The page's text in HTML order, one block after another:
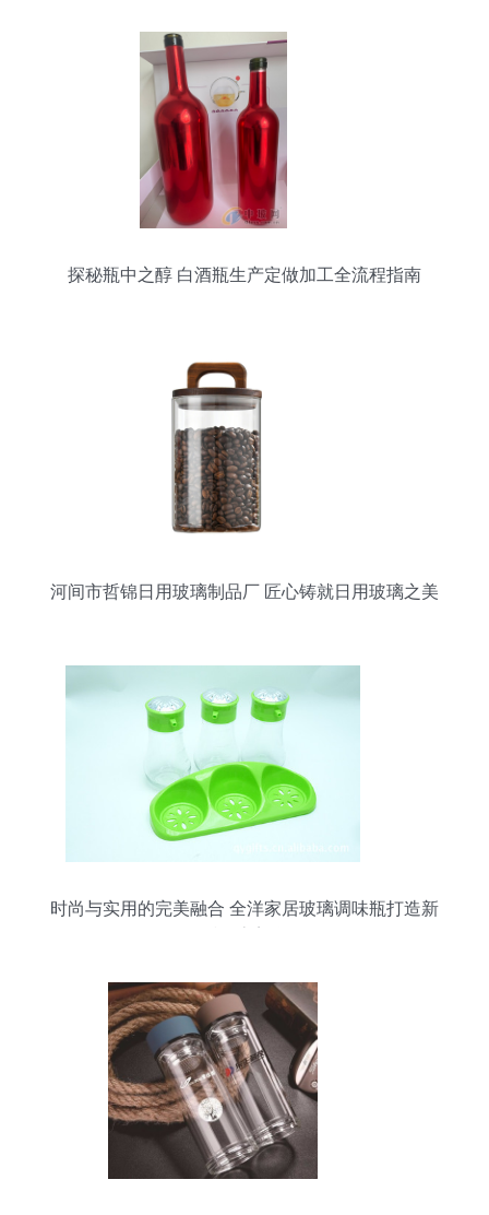
探秘瓶中之醇 白酒瓶生产定做加工全流程指南
河间市哲锦日用玻璃制品厂 匠心铸就日用玻璃之美
时尚与实用的完美融合 全洋家居玻璃调味瓶打造新